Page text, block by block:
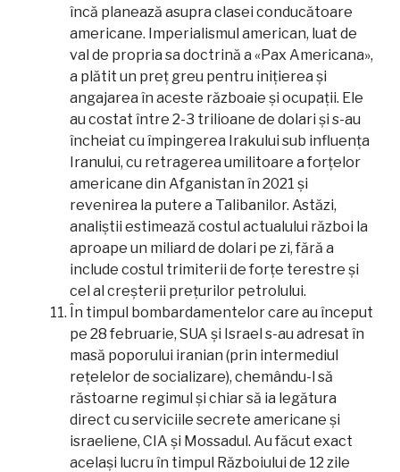
încă planează asupra clasei conducătoare
americane. Imperialismul american, luat de
val de propria sa doctrină a «Pax Americana»,
a plătit un preț greu pentru inițierea și
angajarea în aceste războaie și ocupații. Ele
au costat între 2-3 trilioane de dolari și s-au
încheiat cu împingerea Irakului sub influența
Iranului, cu retragerea umilitoare a forțelor
americane din Afganistan în 2021 și
revenirea la putere a Talibanilor. Astăzi,
analiștii estimează costul actualului război la
aproape un miliard de dolari pe zi, fără a
include costul trimiterii de forțe terestre și
cel al creșterii prețurilor petrolului.
În timpul bombardamentelor care au început
pe 28 februarie, SUA și Israel s-au adresat în
masă poporului iranian (prin intermediul
rețelelor de socializare), chemându-l să
răstoarne regimul și chiar să ia legătura
direct cu serviciile secrete americane și
israeliene, CIA și Mossadul. Au făcut exact
același lucru în timpul Războiului de 12 zile